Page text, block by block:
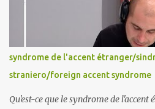
espresso facendo defluire più acqua
ottiene aggiungendo al caffè una
quantità) di latte Caffè schiumato è
cui il latte aggiunto è ca...
syndrome de l'accent étranger/
straniero/foreign accent syndrome
Qu'est-ce que le syndrome de l'accent